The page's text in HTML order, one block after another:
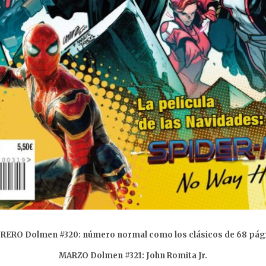
Dolmen #320: número normal como los clásicos de 68
MARZO Dolmen #321: John Romita Jr.